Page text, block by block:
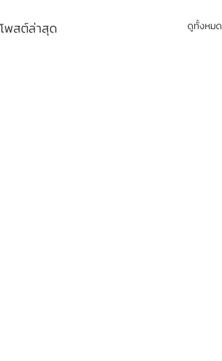
โพสต์ล่าสุด ดูทั้งหมด